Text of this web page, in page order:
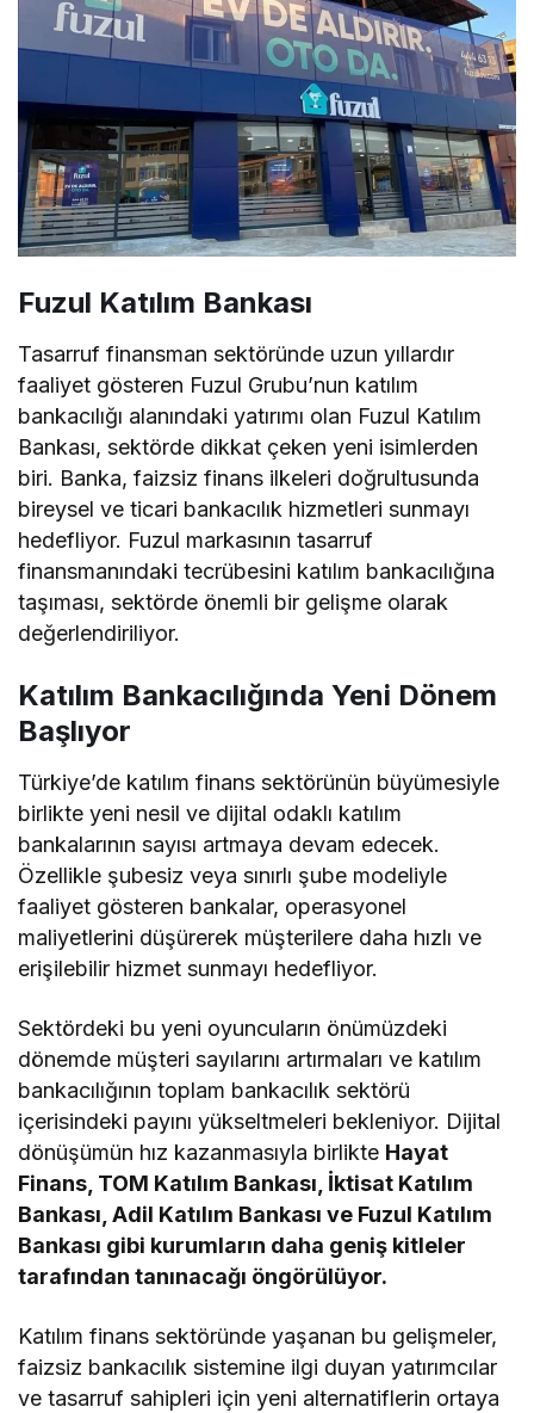
Fuzul Katılım Bankası
Tasarruf finansman sektöründe uzun yıllardır
faaliyet gösteren Fuzul Grubu’nun katılım
bankacılığı alanındaki yatırımı olan Fuzul Katılım
Bankası, sektörde dikkat çeken yeni isimlerden
biri. Banka, faizsiz finans ilkeleri doğrultusunda
bireysel ve ticari bankacılık hizmetleri sunmayı
hedefliyor. Fuzul markasının tasarruf
finansmanındaki tecrübesini katılım bankacılığına
taşıması, sektörde önemli bir gelişme olarak
değerlendiriliyor.
Katılım Bankacılığında Yeni Dönem
Başlıyor
Türkiye’de katılım finans sektörünün büyümesiyle
birlikte yeni nesil ve dijital odaklı katılım
bankalarının sayısı artmaya devam edecek.
Özellikle şubesiz veya sınırlı şube modeliyle
faaliyet gösteren bankalar, operasyonel
maliyetlerini düşürerek müşterilere daha hızlı ve
erişilebilir hizmet sunmayı hedefliyor.
Sektördeki bu yeni oyuncuların önümüzdeki
dönemde müşteri sayılarını artırmaları ve katılım
bankacılığının toplam bankacılık sektörü
içerisindeki payını yükseltmeleri bekleniyor. Dijital
dönüşümün hız kazanmasıyla birlikte Hayat
Finans, TOM Katılım Bankası, İktisat Katılım
Bankası, Adil Katılım Bankası ve Fuzul Katılım
Bankası gibi kurumların daha geniş kitleler
tarafından tanınacağı öngörülüyor.
Katılım finans sektöründe yaşanan bu gelişmeler,
faizsiz bankacılık sistemine ilgi duyan yatırımcılar
ve tasarruf sahipleri için yeni alternatiflerin ortaya